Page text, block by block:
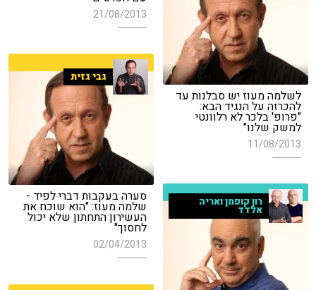
21/08/2013
לשלמה מעוז יש סבלנות עד
להכרזה על הנגיד הבא:
"פרופ' בלכר לא רלוונטי
למשק שלנו"
11/08/2013
גבי גזית
סערה בעקבות דברי לפיד -
שלמה מעוז: "הוא שוכח את
העשירון התחתון שלא יכול
לחסוך"
02/04/2013
רון קופמן ואריה
אלדד